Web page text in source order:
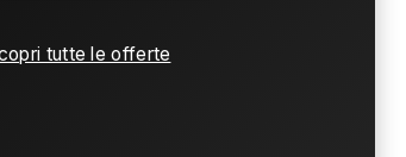
tutte le offerte